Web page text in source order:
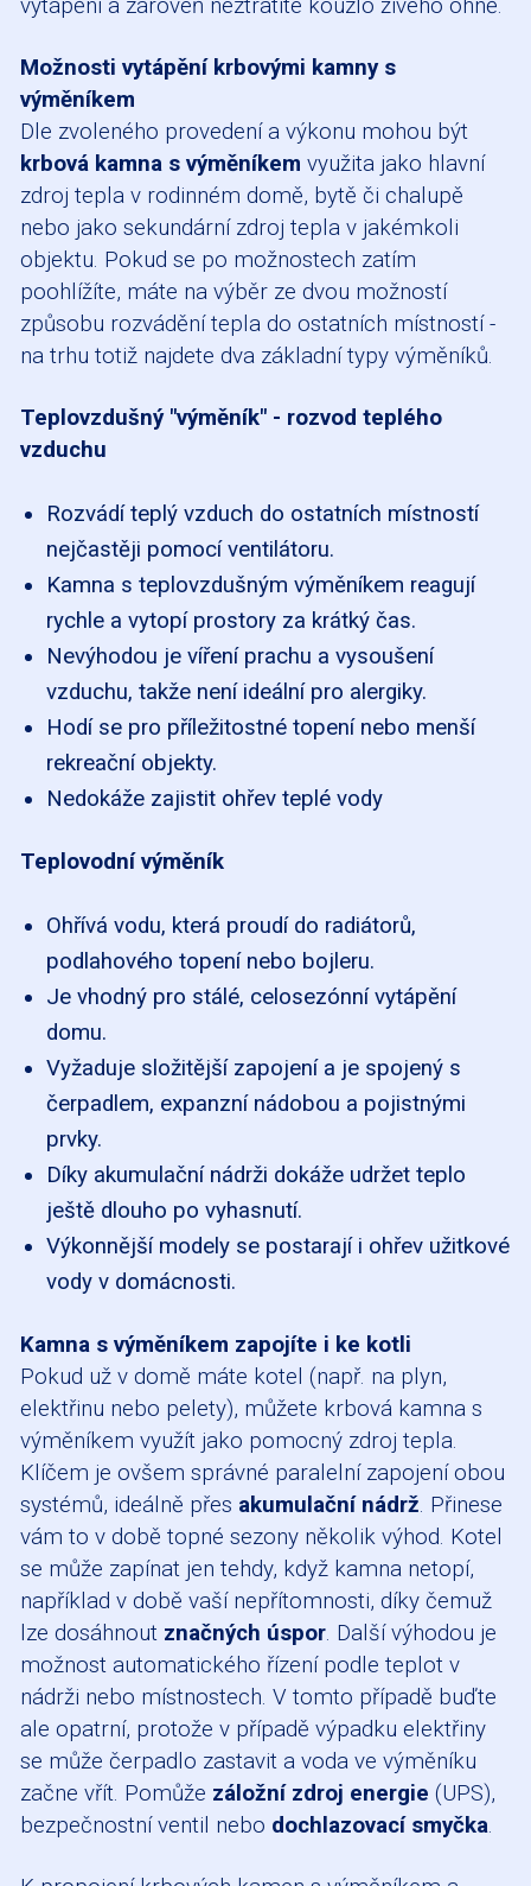
vytápění a zároveň neztratíte kouzlo živého ohně.
Možnosti vytápění krbovými kamny s
výměníkem
Dle zvoleného provedení a výkonu mohou být
krbová kamna s výměníkem využita jako hlavní
zdroj tepla v rodinném domě, bytě či chalupě
nebo jako sekundární zdroj tepla v jakémkoli
objektu. Pokud se po možnostech zatím
poohlížíte, máte na výběr ze dvou možností
způsobu rozvádění tepla do ostatních místností -
na trhu totiž najdete dva základní typy výměníků.
Teplovzdušný "výměník" - rozvod teplého
vzduchu
Rozvádí teplý vzduch do ostatních místností
nejčastěji pomocí ventilátoru.
Kamna s teplovzdušným výměníkem reagují
rychle a vytopí prostory za krátký čas.
Nevýhodou je víření prachu a vysoušení
vzduchu, takže není ideální pro alergiky.
Hodí se pro příležitostné topení nebo menší
rekreační objekty.
Nedokáže zajistit ohřev teplé vody
Teplovodní výměník
Ohřívá vodu, která proudí do radiátorů,
podlahového topení nebo bojleru.
Je vhodný pro stálé, celosezónní vytápění
domu.
Vyžaduje složitější zapojení a je spojený s
čerpadlem, expanzní nádobou a pojistnými
prvky.
Díky akumulační nádrži dokáže udržet teplo
ještě dlouho po vyhasnutí.
Výkonnější modely se postarají i ohřev užitkové
vody v domácnosti.
Kamna s výměníkem zapojíte i ke kotli
Pokud už v domě máte kotel (např. na plyn,
elektřinu nebo pelety), můžete krbová kamna s
výměníkem využít jako pomocný zdroj tepla.
Klíčem je ovšem správné paralelní zapojení obou
systémů, ideálně přes akumulační nádrž. Přinese
vám to v době topné sezony několik výhod. Kotel
se může zapínat jen tehdy, když kamna netopí,
například v době vaší nepřítomnosti, díky čemuž
lze dosáhnout značných úspor. Další výhodou je
možnost automatického řízení podle teplot v
nádrži nebo místnostech. V tomto případě buďte
ale opatrní, protože v případě výpadku elektřiny
se může čerpadlo zastavit a voda ve výměníku
začne vřít. Pomůže záložní zdroj energie (UPS),
bezpečnostní ventil nebo dochlazovací smyčka.